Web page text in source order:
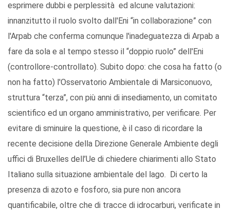
esprimere dubbi e perplessità ed alcune valutazioni:
innanzitutto il ruolo svolto dall'Eni “in collaborazione” con
l'Arpab che conferma comunque l'inadeguatezza di Arpab a
fare da sola e al tempo stesso il “doppio ruolo” dell'Eni
(controllore-controllato). Subito dopo: che cosa ha fatto (o
non ha fatto) l'Osservatorio Ambientale di Marsiconuovo,
struttura “terza”, con più anni di insediamento, un comitato
scientifico ed un organo amministrativo, per verificare. Per
evitare di sminuire la questione, è il caso di ricordare la
recente decisione della Direzione Generale Ambiente degli
uffici di Bruxelles dell’Ue di chiedere chiarimenti allo Stato
Italiano sulla situazione ambientale del lago. Di certo la
presenza di azoto e fosforo, sia pure non ancora
quantificabile, oltre che di tracce di idrocarburi, verificate in